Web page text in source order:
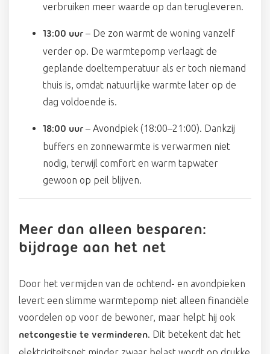
verbruiken meer waarde op dan terugleveren.
13:00 uur – De zon warmt de woning vanzelf
verder op. De warmtepomp verlaagt de
geplande doeltemperatuur als er toch niemand
thuis is, omdat natuurlijke warmte later op de
dag voldoende is.
18:00 uur – Avondpiek (18:00–21:00). Dankzij
buffers en zonnewarmte is verwarmen niet
nodig, terwijl comfort en warm tapwater
gewoon op peil blijven.
Meer dan alleen besparen:
bijdrage aan het net
Door het vermijden van de ochtend- en avondpieken
levert een slimme warmtepomp niet alleen financiële
voordelen op voor de bewoner, maar helpt hij ook
netcongestie te verminderen. Dit betekent dat het